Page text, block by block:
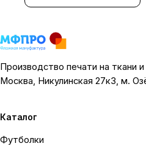
Производство печати на ткани
Москва, Никулинская 27к3, м.
Каталог
Футболки